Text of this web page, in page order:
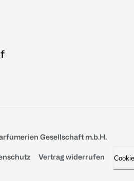
Gesellschaft m.b.H.
Vertrag widerrufen